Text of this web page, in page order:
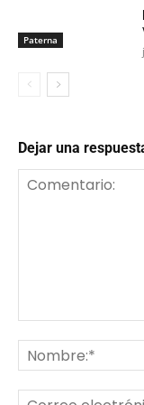
Paterna
Dejar una